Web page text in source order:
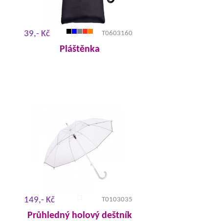
39,- Kč T0603160
Pláštěnka
149,- Kč T0103035
Průhledný holový deštník